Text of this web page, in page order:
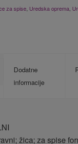
za spise, Uredska oprema,
Dodatne
informacije
žica; za spise